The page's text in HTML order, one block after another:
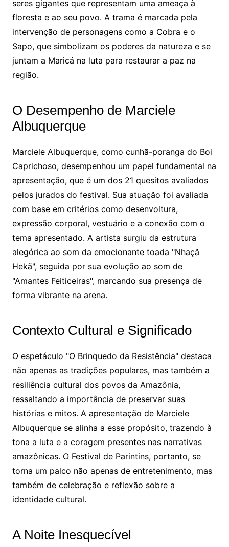
seres gigantes que representam uma ameaça à
floresta e ao seu povo. A trama é marcada pela
intervenção de personagens como a Cobra e o
Sapo, que simbolizam os poderes da natureza e se
juntam a Maricá na luta para restaurar a paz na
região.
O Desempenho de Marciele
Albuquerque
Marciele Albuquerque, como cunhã-poranga do Boi
Caprichoso, desempenhou um papel fundamental na
apresentação, que é um dos 21 quesitos avaliados
pelos jurados do festival. Sua atuação foi avaliada
com base em critérios como desenvoltura,
expressão corporal, vestuário e a conexão com o
tema apresentado. A artista surgiu da estrutura
alegórica ao som da emocionante toada "Nhaçã
Hekã", seguida por sua evolução ao som de
"Amantes Feiticeiras", marcando sua presença de
forma vibrante na arena.
Contexto Cultural e Significado
O espetáculo "O Brinquedo da Resistência" destaca
não apenas as tradições populares, mas também a
resiliência cultural dos povos da Amazônia,
ressaltando a importância de preservar suas
histórias e mitos. A apresentação de Marciele
Albuquerque se alinha a esse propósito, trazendo à
tona a luta e a coragem presentes nas narrativas
amazônicas. O Festival de Parintins, portanto, se
torna um palco não apenas de entretenimento, mas
também de celebração e reflexão sobre a
identidade cultural.
A Noite Inesquecível